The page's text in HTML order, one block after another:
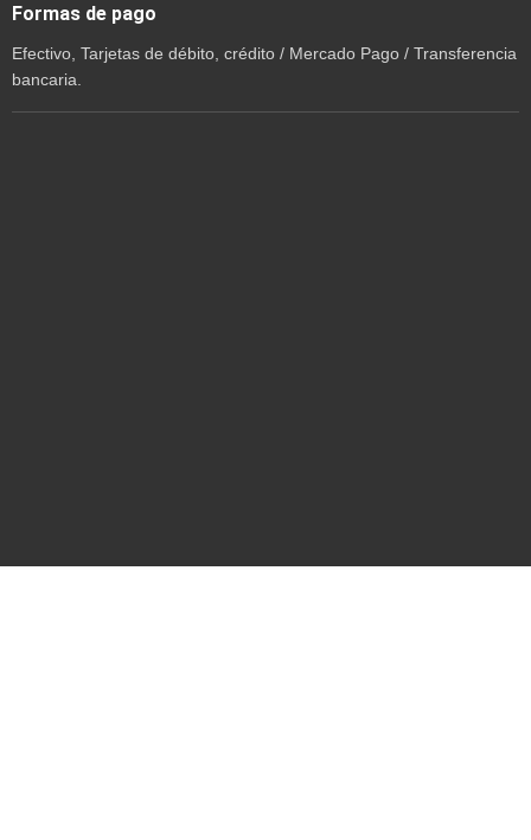
Formas de pago
Efectivo, Tarjetas de débito, crédito / Mercado Pago / Transferencia
bancaria.